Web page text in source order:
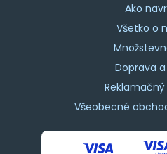
Ako
Všetko o
Doprava
Všeobecné